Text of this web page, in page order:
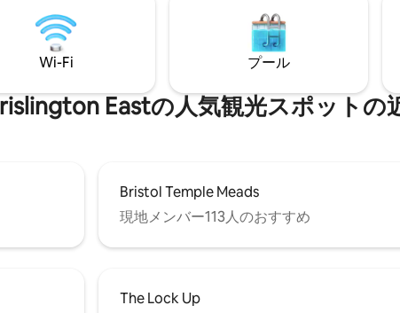
で徒歩わずか2分の
Lodgeは、都会の喧
です。
Wi-Fi プール
Eastの人気観光スポットの
Bristol Temple Meads
現地メンバー113人のおすすめ
The Lock Up